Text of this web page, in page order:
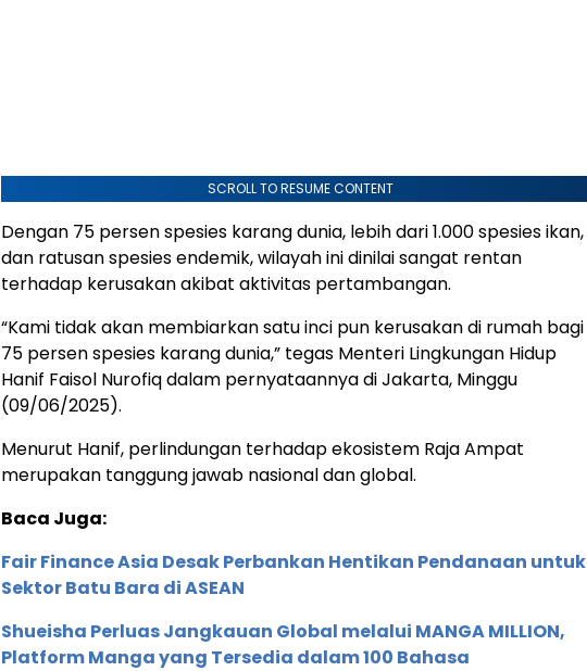
SCROLL TO RESUME CONTENT
Dengan 75 persen spesies karang dunia, lebih dari 1.000 spesies ikan,
dan ratusan spesies endemik, wilayah ini dinilai sangat rentan
terhadap kerusakan akibat aktivitas pertambangan.
“Kami tidak akan membiarkan satu inci pun kerusakan di rumah bagi
75 persen spesies karang dunia,” tegas Menteri Lingkungan Hidup
Hanif Faisol Nurofiq dalam pernyataannya di Jakarta, Minggu
(09/06/2025).
Menurut Hanif, perlindungan terhadap ekosistem Raja Ampat
merupakan tanggung jawab nasional dan global.
Baca Juga:
Fair Finance Asia Desak Perbankan Hentikan Pendanaan untuk
Sektor Batu Bara di ASEAN
Shueisha Perluas Jangkauan Global melalui MANGA MILLION,
Platform Manga yang Tersedia dalam 100 Bahasa